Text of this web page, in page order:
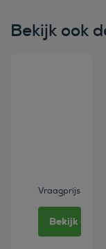
Bekijk ook
Vraagprijs
Bekijk deze